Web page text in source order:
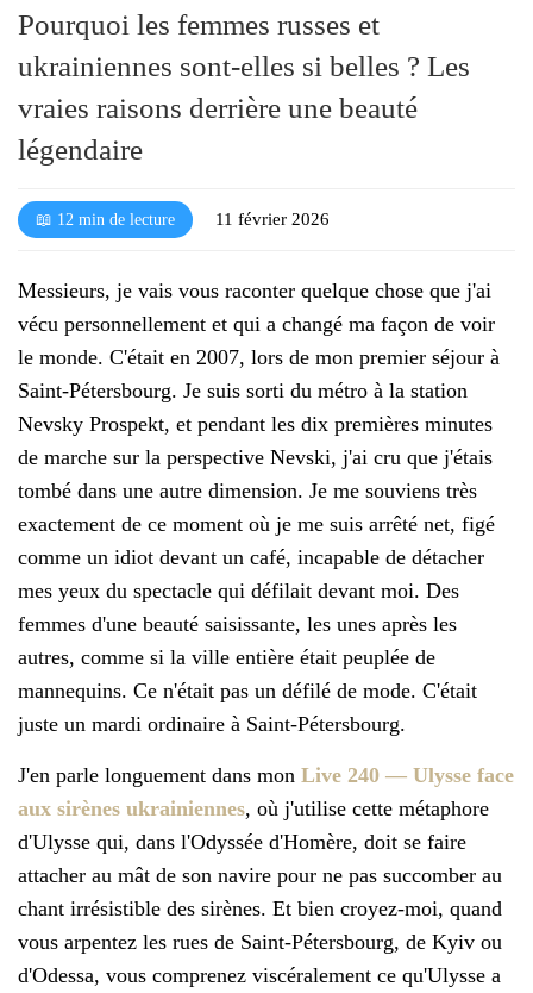
Pourquoi les femmes russes et
ukrainiennes sont-elles si belles ? Les
vraies raisons derrière une beauté
légendaire
📖 12 min de lecture 11 février 2026
Messieurs, je vais vous raconter quelque chose que j'ai
vécu personnellement et qui a changé ma façon de voir
le monde. C'était en 2007, lors de mon premier séjour à
Saint-Pétersbourg. Je suis sorti du métro à la station
Nevsky Prospekt, et pendant les dix premières minutes
de marche sur la perspective Nevski, j'ai cru que j'étais
tombé dans une autre dimension. Je me souviens très
exactement de ce moment où je me suis arrêté net, figé
comme un idiot devant un café, incapable de détacher
mes yeux du spectacle qui défilait devant moi. Des
femmes d'une beauté saisissante, les unes après les
autres, comme si la ville entière était peuplée de
mannequins. Ce n'était pas un défilé de mode. C'était
juste un mardi ordinaire à Saint-Pétersbourg.
J'en parle longuement dans mon Live 240 — Ulysse face
aux sirènes ukrainiennes, où j'utilise cette métaphore
d'Ulysse qui, dans l'Odyssée d'Homère, doit se faire
attacher au mât de son navire pour ne pas succomber au
chant irrésistible des sirènes. Et bien croyez-moi, quand
vous arpentez les rues de Saint-Pétersbourg, de Kyiv ou
d'Odessa, vous comprenez viscéralement ce qu'Ulysse a